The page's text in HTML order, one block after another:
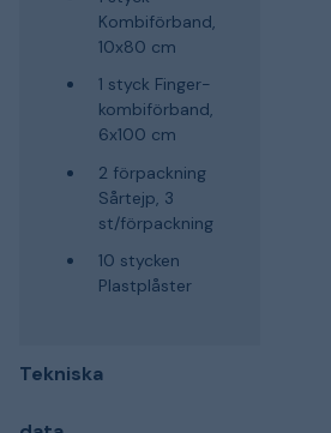
Kombiförband,
10x80 cm
1 styck Finger-
kombiförband,
6x100 cm
2 förpackning
Sårtejp, 3
st/förpackning
10 stycken
Plastplåster
Tekniska